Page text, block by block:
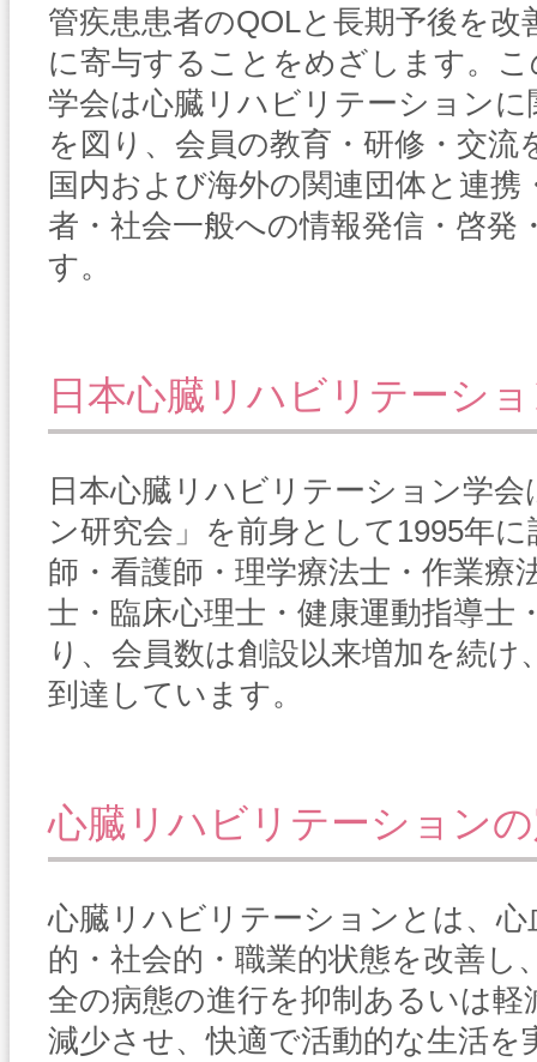
管疾患患者のQOLと長期予後を
に寄与することをめざします。
学会は心臓リハビリテーション
を図り、会員の教育・研修・交
国内および海外の関連団体と連携
者・社会一般への情報発信・啓発
す。
日本心臓リハビリテーシ
日本心臓リハビリテーション学
ン研究会」を前身として1995年
師・看護師・理学療法士・作業療
士・臨床心理士・健康運動指導士
り、会員数は創設以来増加を続け
到達しています。
心臓リハビリテーション
心臓リハビリテーションとは、
的・社会的・職業的状態を改善し
全の病態の進行を抑制あるいは
減少させ、快適で活動的な生活